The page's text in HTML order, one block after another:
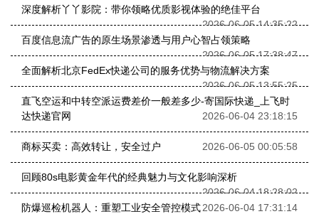
深度解析丫丫影院：带你领略优质影视体验的绝佳平台
2026-06-05 14:35:22
百度信息流广告的原生场景渗透与用户心智占领策略
2026-06-05 17:38:47
全面解析北京FedEx快递公司的服务优势与物流解决方案
2026-06-05 13:55:25
直飞空运和中转空派运费差价一般差多少-寄国际快递_上飞时
达快递官网
2026-06-04 23:18:15
商标买卖：高效转让，安全过户 2026-06-05 00:05:58
回顾80s电影黄金年代的经典魅力与文化影响深析
2026-06-04 18:28:02
防爆巡检机器人：重塑工业安全管控模式2026-06-04 17:31:14